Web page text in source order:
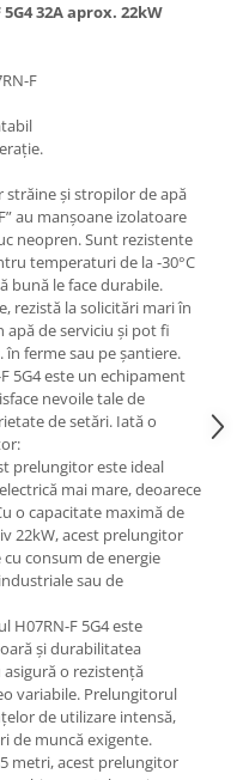
32A aprox. 22kW
F
și stropilor de apă
au manșoane izolatoare
neopren. Sunt rezistente
temperaturi de la -30°C
bună le face durabile.
rezistă la solicitări mari în
apă de serviciu și pot fi
ferme sau pe șantiere.
5G4 este un echipament
nevoile tale de
de setări. Iată o
prelungitor este ideal
mai mare, deoarece
o capacitate maximă de
22kW, acest prelungitor
consum de energie
sau de
H07RN-F 5G4 este
și durabilitatea
asigură o rezistență
variabile. Prelungitorul
de utilizare intensă,
de muncă exigente.
metri, acest prelungitor